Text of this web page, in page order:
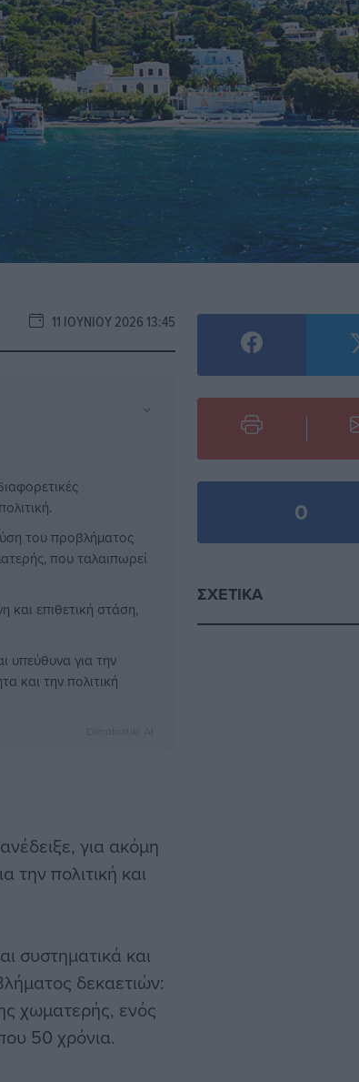
11 ΙΟΥΝΊΟΥ 2026 13:45
⌄
του προβλήματος
που ταλαιπωρεί
και επιθετική στάση,
υπεύθυνα για την
και την πολιτική
για ακόμη
την πολιτική και
συστηματικά και
δεκαετιών:
χωματερής, ενός
50 χρόνια.
0
ΣΧΕΤΙΚΆ